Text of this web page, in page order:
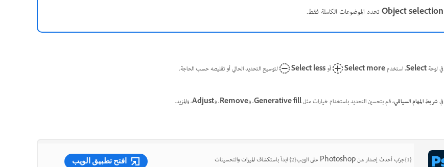
Object selectionتحدد الموضوعات الكاملة فقط.
في لوحةSelect، استخدمSelect more أوSelect less لتوسيع التحديد الحالي أو تقليصه حسب الحاجة.
فيشريط المهام السياقي،قم بتحسين التحديد باستخدام خيارات مثلGenerative fill، وRemove، وAdjust، والمزيد.
{1}جرّب أحدث إصدار من Photoshop على الويب{2} ابدأ باستكشاف الميزات والتحسينات افتح تطبيق الويب